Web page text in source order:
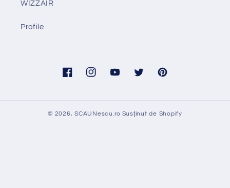
WIZZAIR
Profile
FacebookInstagramYouTubeTwitter Pinterest
© 2026,SCAUNescu.ro Susținut de Shopify